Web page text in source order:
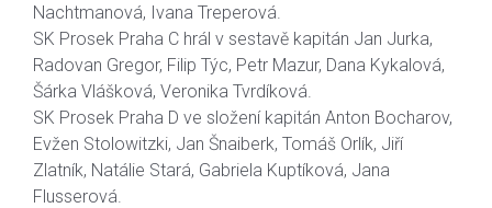
Nachtmanová, Ivana Treperová.
SK Prosek Praha C hrál v sestavě kapitán Jan Jurka,
Radovan Gregor, Filip Týc, Petr Mazur, Dana Kykalová,
Šárka Vlášková, Veronika Tvrdíková.
SK Prosek Praha D ve složení kapitán Anton Bocharov,
Evžen Stolowitzki, Jan Šnaiberk, Tomáš Orlík, Jiří
Zlatník, Natálie Stará, Gabriela Kuptíková, Jana
Flusserová.